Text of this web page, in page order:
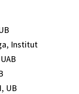
Institut
UB